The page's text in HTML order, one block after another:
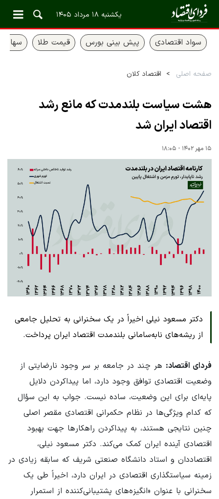
یکشنبه ۱۸ مرداد ۱۴۰۵
سواد اقتصادی پیش بینی بورس قیمت طلا سهام
صفحه اصلی اقتصاد کلان
هشت سیاست بلندمدت که مانع رشد
اقتصاد ایران شد
۱۵ مهر ۱۴۰۲ - ۱۸:۰۵
دکتر مسعود نیلی اخیراً در یک سخنرانی به تحلیل جامعی
از ریشه‌های نابه‌سامانی بلندمدت اقتصاد ایران پرداخت.
فردای اقتصاد: هر چند در جامعه بر سر وجود نارضایتی از
وضعیت اقتصادی توافق وجود دارد، اما پیداکردن دلایل
پایه‌ای برای این وضعیت، ساده نیست. جواب به این سؤال
که کدام ویژگی‌ها در نظام حکمرانی اقتصادی مقصر اصلی
چنین نتایجی هستند، به پیداکردن راهکارها جهت بهبود
اقتصادی آینده ایران کمک می‌کند. دکتر مسعود نیلی،
اقتصاددان و استاد دانشگاه صنعتی شریف که سابقه زیادی در
زمینه سیاستگذاری اقتصادی در ایران دارد، اخیراً طی یک
سخنرانی با عنوان «انگیزه‌های پشتیبانی‌کننده از استمرار